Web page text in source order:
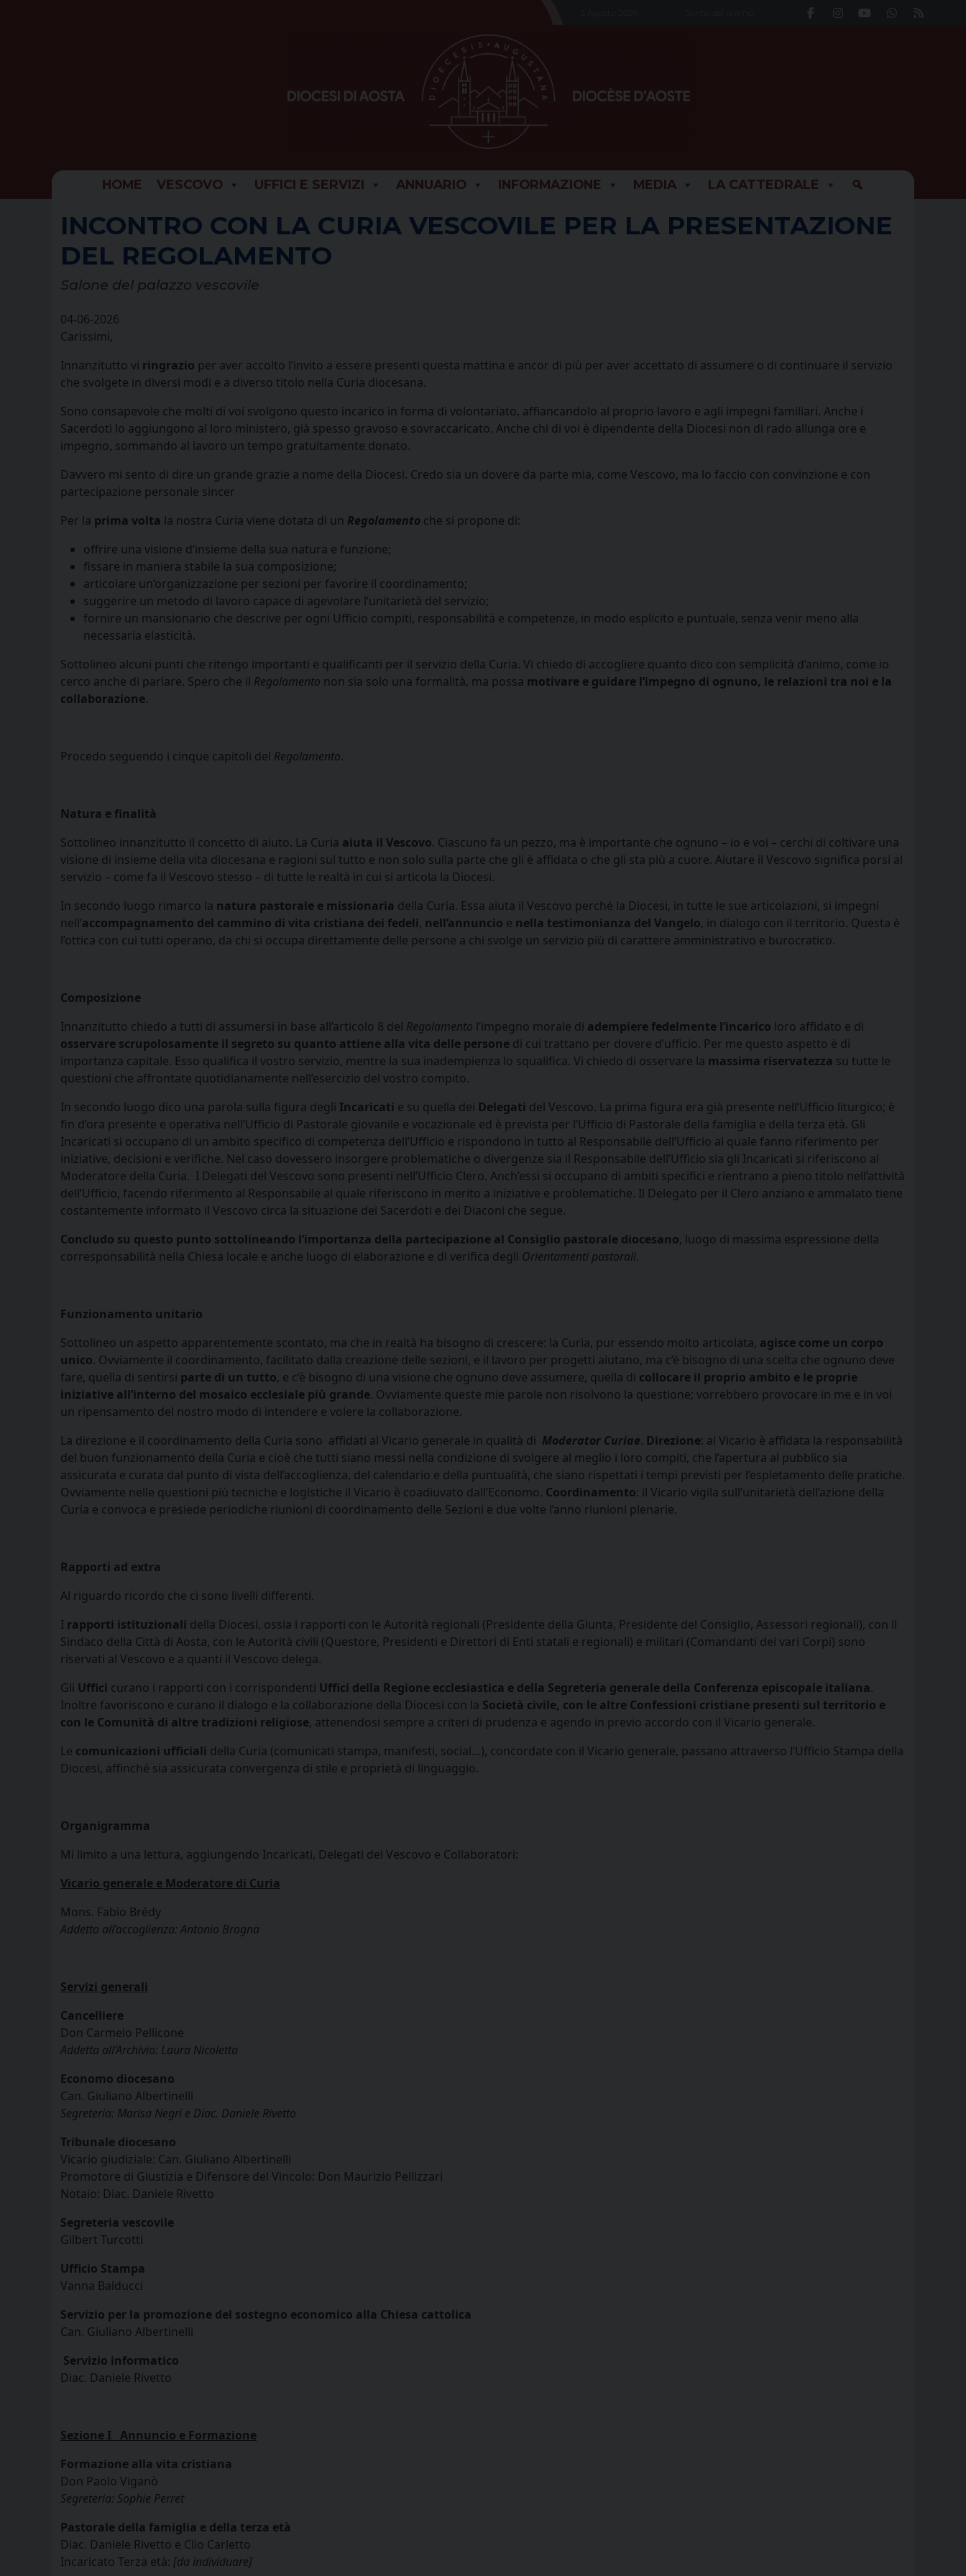
HOME VESCOVO UFFICI E SERVIZI ANNUARIO INFORMAZIONE MEDIA LA CATTEDRALE
INCONTRO CON LA CURIA VESCOVILE PER LA PRESENTAZIONE
DEL REGOLAMENTO
Salone del palazzo vescovile
04-06-2026
Carissimi,
Innanzitutto vi ringrazio per aver accolto l’invito a essere presenti questa mattina e ancor di più per aver accettato di assumere o di continuare il servizio
che svolgete in diversi modi e a diverso titolo nella Curia diocesana.
Sono consapevole che molti di voi svolgono questo incarico in forma di volontariato, affiancandolo al proprio lavoro e agli impegni familiari. Anche i
Sacerdoti lo aggiungono al loro ministero, già spesso gravoso e sovraccaricato. Anche chi di voi è dipendente della Diocesi non di rado allunga ore e
impegno, sommando al lavoro un tempo gratuitamente donato.
Davvero mi sento di dire un grande grazie a nome della Diocesi. Credo sia un dovere da parte mia, come Vescovo, ma lo faccio con convinzione e con
partecipazione personale sincer
Per la prima volta la nostra Curia viene dotata di un Regolamento che si propone di:
offrire una visione d’insieme della sua natura e funzione;
fissare in maniera stabile la sua composizione;
articolare un’organizzazione per sezioni per favorire il coordinamento;
suggerire un metodo di lavoro capace di agevolare l’unitarietà del servizio;
fornire un mansionario che descrive per ogni Ufficio compiti, responsabilità e competenze, in modo esplicito e puntuale, senza venir meno alla
necessaria elasticità.
Sottolineo alcuni punti che ritengo importanti e qualificanti per il servizio della Curia. Vi chiedo di accogliere quanto dico con semplicità d’animo, come io
cerco anche di parlare. Spero che il Regolamento non sia solo una formalità, ma possa motivare e guidare l’impegno di ognuno, le relazioni tra noi e la
collaborazione.
Procedo seguendo i cinque capitoli del Regolamento.
Natura e finalità
Sottolineo innanzitutto il concetto di aiuto. La Curia aiuta il Vescovo. Ciascuno fa un pezzo, ma è importante che ognuno – io e voi – cerchi di coltivare una
visione di insieme della vita diocesana e ragioni sul tutto e non solo sulla parte che gli è affidata o che gli sta più a cuore. Aiutare il Vescovo significa porsi al
servizio – come fa il Vescovo stesso – di tutte le realtà in cui si articola la Diocesi.
In secondo luogo rimarco la natura pastorale e missionaria della Curia. Essa aiuta il Vescovo perché la Diocesi, in tutte le sue articolazioni, si impegni
nell’accompagnamento del cammino di vita cristiana dei fedeli, nell’annuncio e nella testimonianza del Vangelo, in dialogo con il territorio. Questa è
l’ottica con cui tutti operano, da chi si occupa direttamente delle persone a chi svolge un servizio più di carattere amministrativo e burocratico.
Composizione
Innanzitutto chiedo a tutti di assumersi in base all’articolo 8 del Regolamento l’impegno morale di adempiere fedelmente l’incarico loro affidato e di
osservare scrupolosamente il segreto su quanto attiene alla vita delle persone di cui trattano per dovere d’ufficio. Per me questo aspetto è di
importanza capitale. Esso qualifica il vostro servizio, mentre la sua inadempienza lo squalifica. Vi chiedo di osservare la massima riservatezza su tutte le
questioni che affrontate quotidianamente nell’esercizio del vostro compito.
In secondo luogo dico una parola sulla figura degli Incaricati e su quella dei Delegati del Vescovo. La prima figura era già presente nell’Ufficio liturgico; è
fin d’ora presente e operativa nell’Ufficio di Pastorale giovanile e vocazionale ed è prevista per l’Ufficio di Pastorale della famiglia e della terza età. Gli
Incaricati si occupano di un ambito specifico di competenza dell’Ufficio e rispondono in tutto al Responsabile dell’Ufficio al quale fanno riferimento per
iniziative, decisioni e verifiche. Nel caso dovessero insorgere problematiche o divergenze sia il Responsabile dell’Ufficio sia gli Incaricati si riferiscono al
Moderatore della Curia. I Delegati del Vescovo sono presenti nell’Ufficio Clero. Anch’essi si occupano di ambiti specifici e rientrano a pieno titolo nell’attività
dell’Ufficio, facendo riferimento al Responsabile al quale riferiscono in merito a iniziative e problematiche. Il Delegato per il Clero anziano e ammalato tiene
costantemente informato il Vescovo circa la situazione dei Sacerdoti e dei Diaconi che segue.
Concludo su questo punto sottolineando l’importanza della partecipazione al Consiglio pastorale diocesano, luogo di massima espressione della
corresponsabilità nella Chiesa locale e anche luogo di elaborazione e di verifica degli Orientamenti pastorali.
Funzionamento unitario
Sottolineo un aspetto apparentemente scontato, ma che in realtà ha bisogno di crescere: la Curia, pur essendo molto articolata, agisce come un corpo
unico. Ovviamente il coordinamento, facilitato dalla creazione delle sezioni, e il lavoro per progetti aiutano, ma c’è bisogno di una scelta che ognuno deve
fare, quella di sentirsi parte di un tutto, e c’è bisogno di una visione che ognuno deve assumere, quella di collocare il proprio ambito e le proprie
iniziative all’interno del mosaico ecclesiale più grande. Ovviamente queste mie parole non risolvono la questione; vorrebbero provocare in me e in voi
un ripensamento del nostro modo di intendere e volere la collaborazione.
La direzione e il coordinamento della Curia sono affidati al Vicario generale in qualità di Moderator Curiae. Direzione: al Vicario è affidata la responsabilità
del buon funzionamento della Curia e cioè che tutti siano messi nella condizione di svolgere al meglio i loro compiti, che l’apertura al pubblico sia
assicurata e curata dal punto di vista dell’accoglienza, del calendario e della puntualità, che siano rispettati i tempi previsti per l’espletamento delle pratiche.
Ovviamente nelle questioni più tecniche e logistiche il Vicario è coadiuvato dall’Economo. Coordinamento: il Vicario vigila sull’unitarietà dell’azione della
Curia e convoca e presiede periodiche riunioni di coordinamento delle Sezioni e due volte l’anno riunioni plenarie.
Rapporti ad extra
Al riguardo ricordo che ci sono livelli differenti.
I rapporti istituzionali della Diocesi, ossia i rapporti con le Autorità regionali (Presidente della Giunta, Presidente del Consiglio, Assessori regionali), con il
Sindaco della Città di Aosta, con le Autorità civili (Questore, Presidenti e Direttori di Enti statali e regionali) e militari (Comandanti dei vari Corpi) sono
riservati al Vescovo e a quanti il Vescovo delega.
Gli Uffici curano i rapporti con i corrispondenti Uffici della Regione ecclesiastica e della Segreteria generale della Conferenza episcopale italiana.
Inoltre favoriscono e curano il dialogo e la collaborazione della Diocesi con la Società civile, con le altre Confessioni cristiane presenti sul territorio e
con le Comunità di altre tradizioni religiose, attenendosi sempre a criteri di prudenza e agendo in previo accordo con il Vicario generale.
Le comunicazioni ufficiali della Curia (comunicati stampa, manifesti, social…), concordate con il Vicario generale, passano attraverso l’Ufficio Stampa della
Diocesi, affinché sia assicurata convergenza di stile e proprietà di linguaggio.
Organigramma
Mi limito a una lettura, aggiungendo Incaricati, Delegati del Vescovo e Collaboratori:
Vicario generale e Moderatore di Curia
Mons. Fabio Brédy
Addetto all’accoglienza: Antonio Brogna
Servizi generali
Cancelliere
Don Carmelo Pellicone
Addetta all’Archivio: Laura Nicoletta
Economo diocesano
Can. Giuliano Albertinelli
Segreteria: Marisa Negri e Diac. Daniele Rivetto
Tribunale diocesano
Vicario giudiziale: Can. Giuliano Albertinelli
Promotore di Giustizia e Difensore del Vincolo: Don Maurizio Pellizzari
Notaio: Diac. Daniele Rivetto
Segreteria vescovile
Gilbert Turcotti
Ufficio Stampa
Vanna Balducci
Servizio per la promozione del sostegno economico alla Chiesa cattolica
Can. Giuliano Albertinelli
Servizio informatico
Diac. Daniele Rivetto
Sezione I Annuncio e Formazione
Formazione alla vita cristiana
Don Paolo Viganò
Segreteria: Sophie Perret
Pastorale della famiglia e della terza età
Diac. Daniele Rivetto e Clio Carletto
Incaricato Terza età: [da individuare]